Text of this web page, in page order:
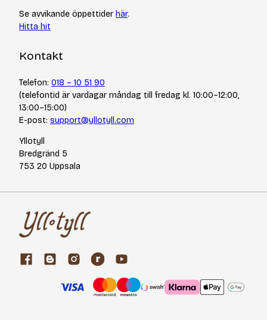
Se avvikande öppettider här.
Hitta hit
Kontakt
Telefon: 018 – 10 51 90
(telefontid är vardagar måndag till fredag kl. 10:00–12:00,
13:00–15:00)
E-post: support@yllotyll.com
Yllotyll
Bredgränd 5
753 20 Uppsala